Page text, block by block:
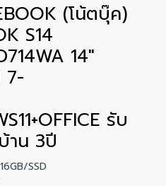
(โน้ตบุ๊ค)
S14
14"
7-
รับ
าน 3ปี
SSD